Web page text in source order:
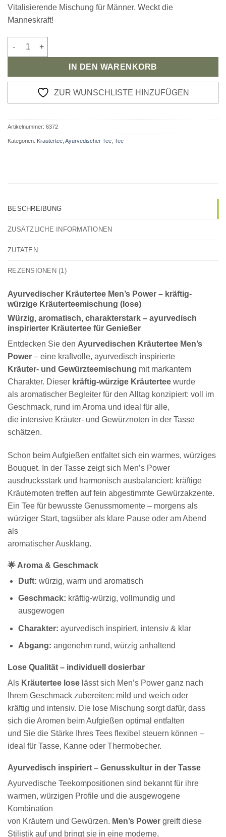
auf
Kundenbewertung
Vitalisierende Mischung für Männer. Weckt die
Manneskraft!
Kräutertee Men's Power Menge
IN DEN WARENKORB
ZUR WUNSCHLISTE HINZUFÜGEN
Artikelnummer: 6372
Kategorien: Kräutertee Ayurvedischer Tee Tee
BESCHREIBUNG
ZUSÄTZLICHE INFORMATIONEN
ZUTATEN
REZENSIONEN (1)
Ayurvedischer Kräutertee Men’s Power – kräftig-
würzige Kräuterteemischung (lose)
Würzig, aromatisch, charakterstark – ayurvedisch
inspirierter Kräutertee für Genießer
Entdecken Sie den Ayurvedischen Kräutertee Men’s
Power – eine kraftvolle, ayurvedisch inspirierte
Kräuter- und Gewürzteemischung mit markantem
Charakter. Dieser kräftig-würzige Kräutertee wurde
als aromatischer Begleiter für den Alltag konzipiert: voll im
Geschmack, rund im Aroma und ideal für alle,
die intensive Kräuter- und Gewürznoten in der Tasse
schätzen.
Schon beim Aufgießen entfaltet sich ein warmes, würziges
Bouquet. In der Tasse zeigt sich Men’s Power
ausdrucksstark und harmonisch ausbalanciert: kräftige
Kräuternoten treffen auf fein abgestimmte Gewürzakzente.
Ein Tee für bewusste Genussmomente – morgens als
würziger Start, tagsüber als klare Pause oder am Abend
als
aromatischer Ausklang.
🌟 Aroma & Geschmack
Duft: würzig, warm und aromatisch
Geschmack: kräftig-würzig, vollmundig und
ausgewogen
Charakter: ayurvedisch inspiriert, intensiv & klar
Abgang: angenehm rund, würzig anhaltend
Lose Qualität – individuell dosierbar
Als Kräutertee lose lässt sich Men’s Power ganz nach
Ihrem Geschmack zubereiten: mild und weich oder
kräftig und intensiv. Die lose Mischung sorgt dafür, dass
sich die Aromen beim Aufgießen optimal entfalten
und Sie die Stärke Ihres Tees flexibel steuern können –
ideal für Tasse, Kanne oder Thermobecher.
Ayurvedisch inspiriert – Genusskultur in der Tasse
Ayurvedische Teekompositionen sind bekannt für ihre
warmen, würzigen Profile und die ausgewogene
Kombination
von Kräutern und Gewürzen. Men’s Power greift diese
Stilistik auf und bringt sie in eine moderne,